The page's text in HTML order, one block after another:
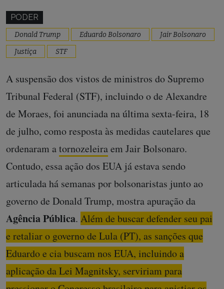
PODER
Donald Trump Eduardo Bolsonaro
Jair Bolsonaro
Justiça
STF
A suspensão dos vistos de ministros do Supremo
Tribunal Federal (STF), incluindo o de Alexandre
de Moraes, foi anunciada na última sexta-feira, 18
de julho, como resposta às medidas cautelares que
ordenaram atornozeleiraem Jair Bolsonaro.
Contudo, essa ação dos EUA já estava sendo
articulada há semanas por bolsonaristas junto ao
governo de Donald Trump, mostra apuração da
Agência Pública. Além de buscar defender seu pai
e retaliar o governo de Lula (PT), as sanções que
Eduardo e cia buscam nos EUA, incluindo a
aplicação da Lei Magnitsky, serviriam para